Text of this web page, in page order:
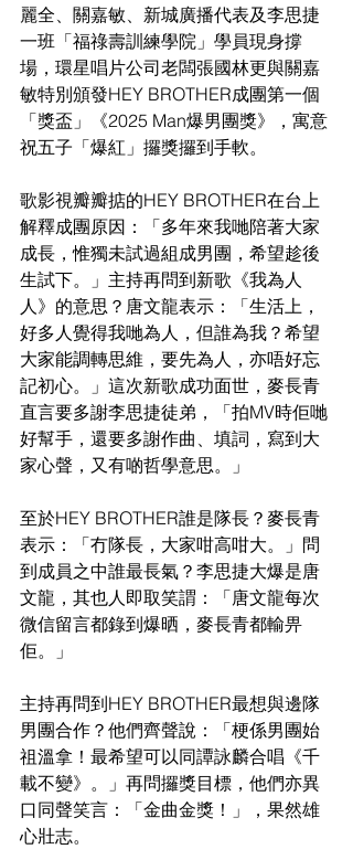
麗全、關嘉敏、新城廣播代表及李思捷
一班「福祿壽訓練學院」學員現身撐
場，環星唱片公司老闆張國林更與關嘉
敏特別頒發HEY BROTHER成團第一個
「獎盃」《2025 Man爆男團獎》，寓意
祝五子「爆紅」攞獎攞到手軟。
歌影視瓣瓣掂的HEY BROTHER在台上
解釋成團原因：「多年來我哋陪著大家
成長，惟獨未試過組成男團，希望趁後
生試下。」主持再問到新歌《我為人
人》的意思？唐文龍表示：「生活上，
好多人覺得我哋為人，但誰為我？希望
大家能調轉思維，要先為人，亦唔好忘
記初心。」這次新歌成功面世，麥長青
直言要多謝李思捷徒弟，「拍MV時佢哋
好幫手，還要多謝作曲、填詞，寫到大
家心聲，又有啲哲學意思。」
至於HEY BROTHER誰是隊長？麥長青
表示：「冇隊長，大家咁高咁大。」問
到成員之中誰最長氣？李思捷大爆是唐
文龍，其也人即取笑謂：「唐文龍每次
微信留言都錄到爆晒，麥長青都輸畀
佢。」
主持再問到HEY BROTHER最想與邊隊
男團合作？他們齊聲說：「梗係男團始
祖溫拿！最希望可以同譚詠麟合唱《千
載不變》。」再問攞獎目標，他們亦異
口同聲笑言：「金曲金獎！」，果然雄
心壯志。